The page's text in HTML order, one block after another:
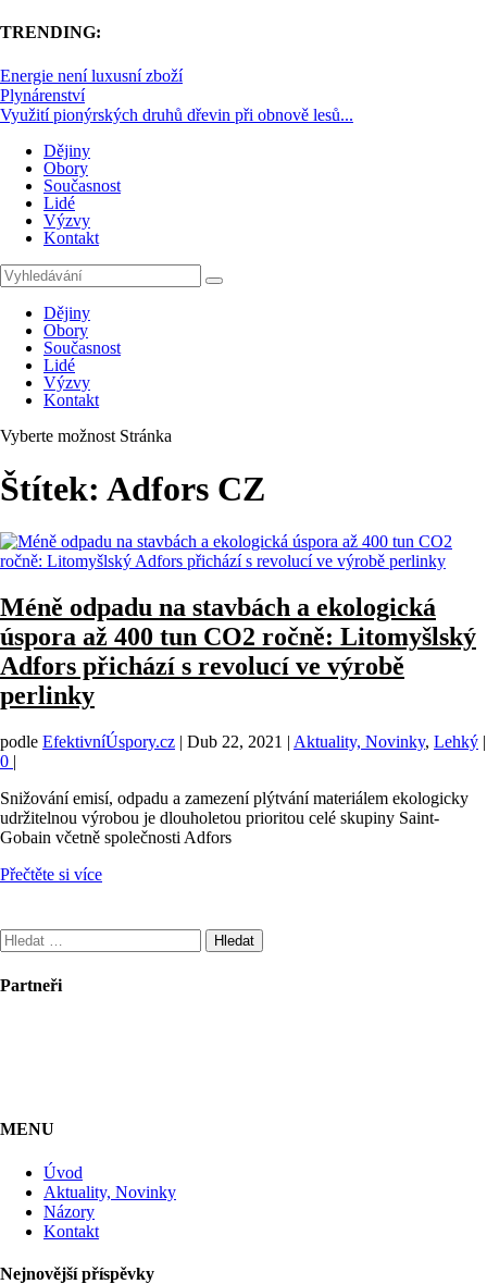
TRENDING:
Energie není luxusní zboží
Plynárenství
Využití pionýrských druhů dřevin při obnově lesů...
Dějiny
Obory
Současnost
Lidé
Výzvy
Kontakt
Dějiny
Obory
Současnost
Lidé
Výzvy
Kontakt
Vyberte možnost Stránka
Štítek: Adfors CZ
Méně odpadu na stavbách a ekologická
úspora až 400 tun CO2 ročně: Litomyšlský
Adfors přichází s revolucí ve výrobě
perlinky
podle EfektivníÚspory.cz | Dub 22, 2021 | Aktuality, Novinky, Lehký |
0 |
Snižování emisí, odpadu a zamezení plýtvání materiálem ekologicky
udržitelnou výrobou je dlouholetou prioritou celé skupiny Saint-
Gobain včetně společnosti Adfors
Přečtěte si více
Vyhledávání
Partneři
MENU
Úvod
Aktuality, Novinky
Názory
Kontakt
Nejnovější příspěvky